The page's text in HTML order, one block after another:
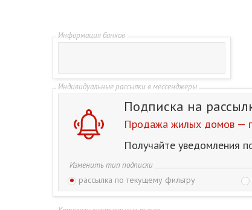
Подписка на
Продажа жилых домов —
Получайте уведомления
Изменить тип подписки
рассылка по текущему фильтру